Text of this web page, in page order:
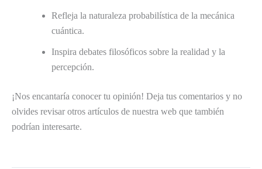
Refleja la naturaleza probabilística de la mecánica
cuántica.
Inspira debates filosóficos sobre la realidad y la
percepción.
¡Nos encantaría conocer tu opinión! Deja tus comentarios y no
olvides revisar otros artículos de nuestra web que también
podrían interesarte.